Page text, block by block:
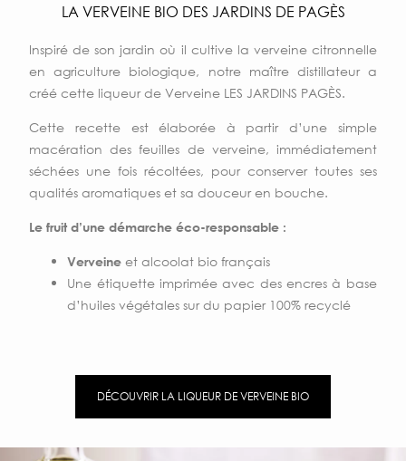
LA VERVEINE BIO DES JARDINS DE PAGÈS
Inspiré de son jardin où il cultive la verveine citronnelle
en agriculture biologique, notre maître distillateur a
créé cette liqueur de Verveine LES JARDINS PAGÈS.
Cette recette est élaborée à partir d’une simple
macération des feuilles de verveine, immédiatement
séchées une fois récoltées, pour conserver toutes ses
qualités aromatiques et sa douceur en bouche.
Le fruit d’une démarche éco-responsable :
Verveine et alcoolat bio français
Une étiquette imprimée avec des encres à base
d’huiles végétales sur du papier 100% recyclé
DÉCOUVRIR LA LIQUEUR DE VERVEINE BIO